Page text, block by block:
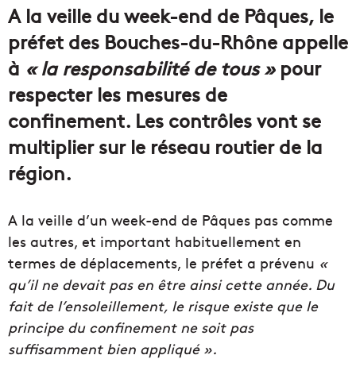
A la veille du week-end de Pâques, le
préfet des Bouches-du-Rhône appelle
à « la responsabilité de tous » pour
respecter les mesures de
confinement. Les contrôles vont se
multiplier sur le réseau routier de la
région.
A la veille d’un week-end de Pâques pas comme
les autres, et important habituellement en
termes de déplacements, le préfet a prévenu «
qu’il ne devait pas en être ainsi cette année. Du
fait de l’ensoleillement, le risque existe que le
principe du confinement ne soit pas
suffisamment bien appliqué ».